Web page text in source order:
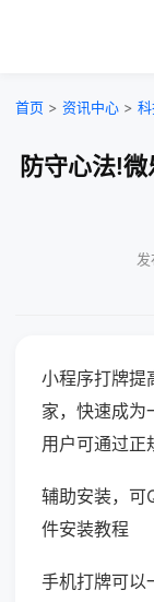
首页 > 资讯中心 >
防守心法!
小程序打牌提
家，快速成为
用户可通过正
辅助安装，
件安装教程
手机打牌可以